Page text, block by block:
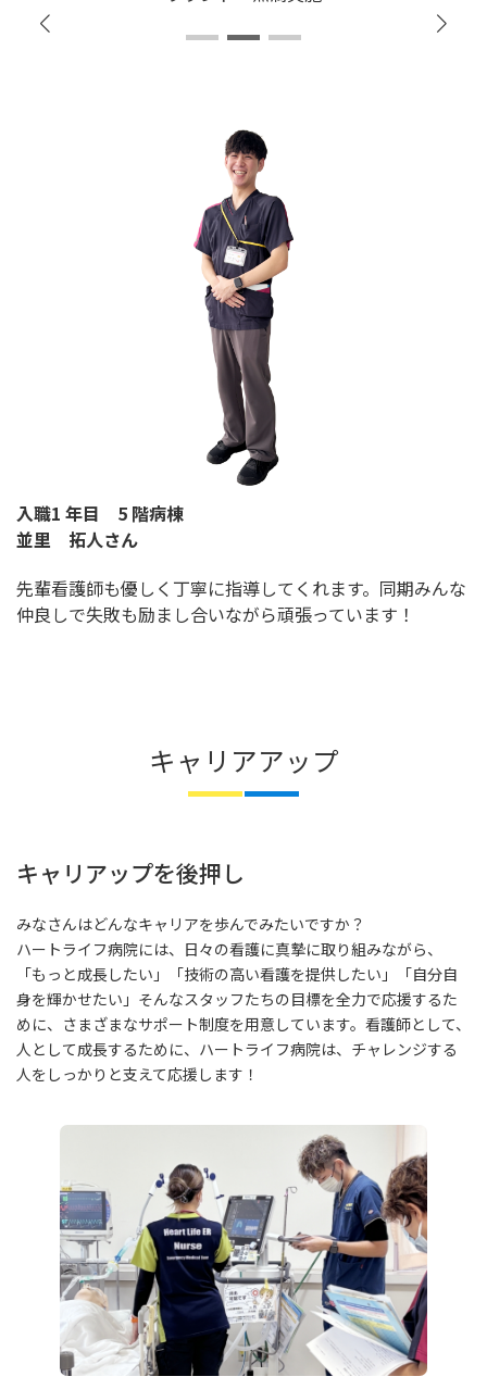
入職1 年目 5 階病棟
並里 拓人さん
先輩看護師も優しく丁寧に指導してくれます。同期みんな
仲良しで失敗も励まし合いながら頑張っています！
キャリアアップ
キャリアップを後押し
みなさんはどんなキャリアを歩んでみたいですか？
ハートライフ病院には、日々の看護に真摯に取り組みながら、
「もっと成長したい」「技術の高い看護を提供したい」「自分自
身を輝かせたい」そんなスタッフたちの目標を全力で応援するた
めに、さまざまなサポート制度を用意しています。看護師として、
人として成長するために、ハートライフ病院は、チャレンジする
人をしっかりと支えて応援します！